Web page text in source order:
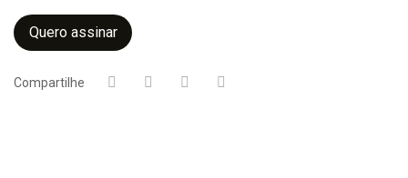
Quero assinar
Compartilhe